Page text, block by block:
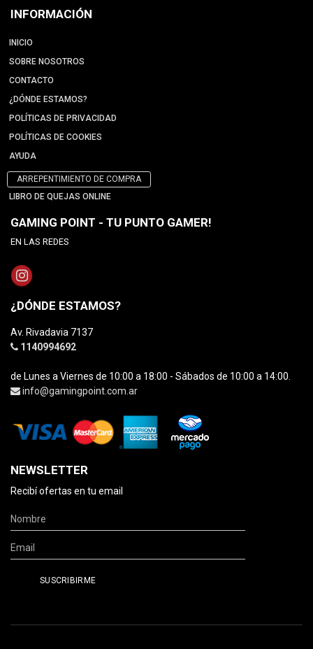
INFORMACIÓN
INICIO
SOBRE NOSOTROS
CONTACTO
¿DÓNDE ESTAMOS?
POLÍTICAS DE PRIVACIDAD
POLÍTICAS DE COOKIES
AYUDA
ARREPENTIMIENTO DE COMPRA
LIBRO DE QUEJAS ONLINE
GAMING POINT - TU PUNTO GAMER!
EN LAS REDES
¿DÓNDE ESTAMOS?
Av. Rivadavia 7137
1140994692
de Lunes a Viernes de 10:00 a 18:00 - Sábados de 10:00 a 14:00.
info@gamingpoint.com.ar
NEWSLETTER
Recibí ofertas en tu email